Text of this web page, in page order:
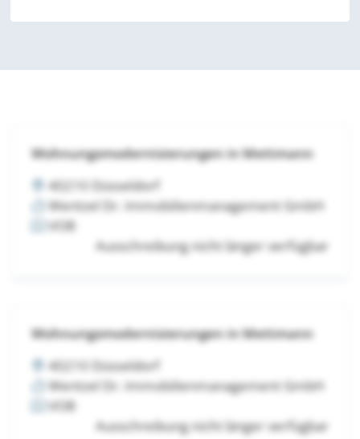
Wohnungsmodernisierungen in Mettmann
40210 Düsseldorf
Wentzel Dr. Immobilienmanagement GmbH
VOB
Ausschreibung nicht länger verfügbar
Wohnungsmodernisierungen in Mettmann
40210 Düsseldorf
Wentzel Dr. Immobilienmanagement GmbH
VOB
Ausschreibung nicht länger verfügbar